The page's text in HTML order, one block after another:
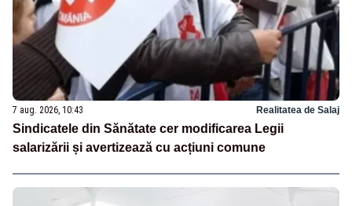
7 aug. 2026, 10:43 Realitatea de Salaj
Sindicatele din Sănătate cer modificarea Legii
salarizării și avertizează cu acțiuni comune